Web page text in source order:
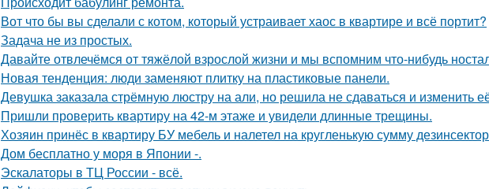
Вот что бы вы сделали с котом, который устраивает хаос в квартире и всё портит?
Задача не из простых.
Давайте отвлечёмся от тяжёлой взрослой жизни и мы вспомним что-нибудь
Новая тенденция: люди заменяют плитку на пластиковые панели.
Девушка заказала стрёмную люстру на али, но решила не сдаваться и изменить
Пришли проверить квартиру на 42-м этаже и увидели длинные трещины.
Хозяин принёс в квартиру БУ мебель и налетел на кругленькую сумму
Дом бесплатно у моря в Японии -.
Эскалаторы в ТЦ России - всё.